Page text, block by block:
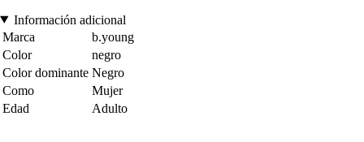
Información adicional
Marca
b.young
Color
negro
Color dominante Negro
Como
Mujer
Edad
Adulto